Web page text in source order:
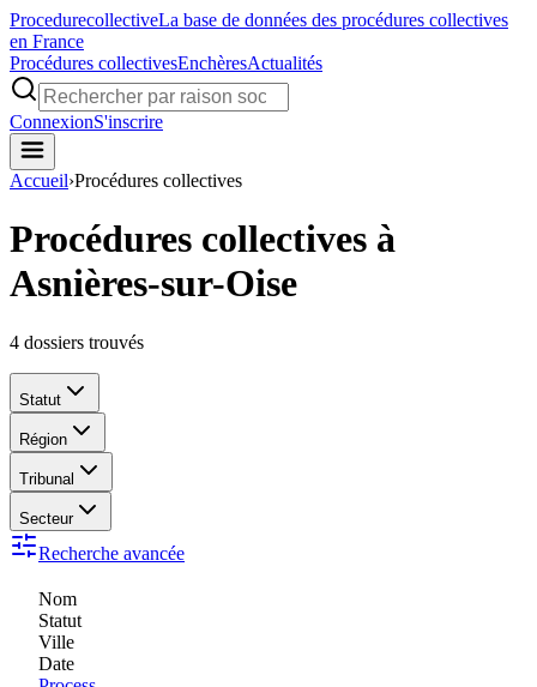
ProcedurecollectiveLa base de données des procédures collectives
en France
Procédures collectivesEnchèresActualités
ConnexionS'inscrire
Accueil›Procédures collectives
Procédures collectives à
Asnières-sur-Oise
4 dossiers trouvés
Statut
Région
Tribunal
Secteur
Recherche avancée
Nom
Statut
Ville
Date